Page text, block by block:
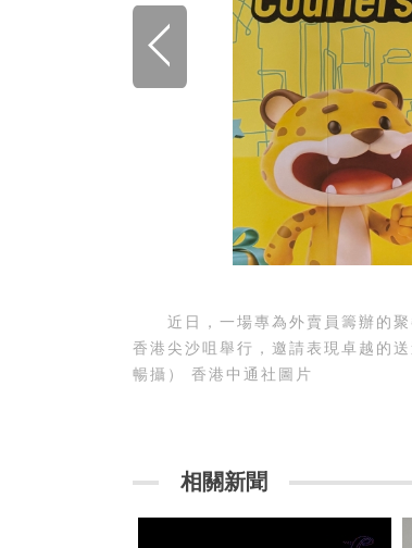
近日，一場專為外賣員籌辦的聚
香港尖沙咀舉行，邀請表現卓越的
暢攝） 香港中通社圖片
相關新聞